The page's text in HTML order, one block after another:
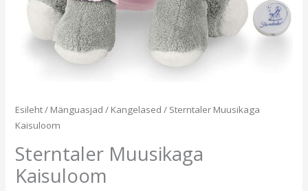
Esileht/ Mänguasjad / Kangelased / Sterntaler Muusikaga
Kaisuloom
Sterntaler Muusikaga
Kaisuloom